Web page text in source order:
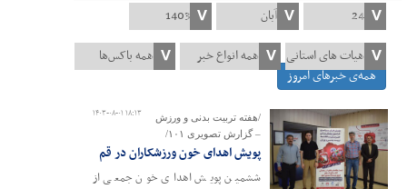
همه‌ی خبرهای امروز
۱۴۰۳-۰۸-۰۱ ۱۸:۱۳
/هفته تربیت بدنی و ورزش
– گزارش تصویری ۱۰۱/
پویش اهدای خون ورزشکاران در قم
ششمین پویش اهدای خون جمعی از